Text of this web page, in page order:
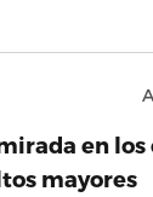
en los
mayores